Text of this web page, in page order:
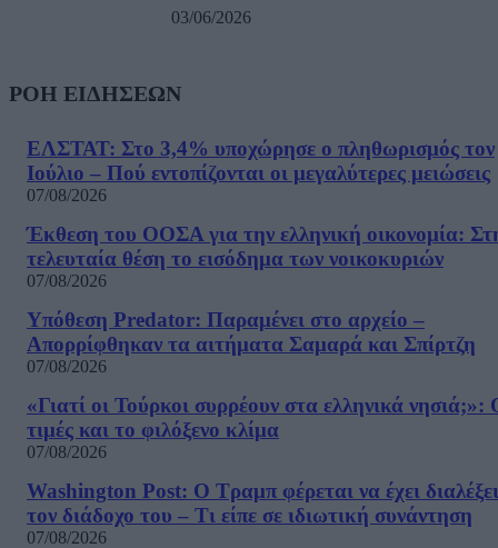
03/06/2026
ΡΟΗ ΕΙΔΗΣΕΩΝ
ΕΛΣΤΑΤ: Στο 3,4% υποχώρησε ο πληθωρισμός τον
Ιούλιο – Πού εντοπίζονται οι μεγαλύτερες μειώσεις
07/08/2026
Έκθεση του ΟΟΣΑ για την ελληνική οικονομία:
τελευταία θέση το εισόδημα των νοικοκυριών
07/08/2026
Υπόθεση Predator: Παραμένει στο αρχείο –
Απορρίφθηκαν τα αιτήματα Σαμαρά και Σπίρτζη
07/08/2026
«Γιατί οι Τούρκοι συρρέουν στα ελληνικά νησιά;»:
τιμές και το φιλόξενο κλίμα
07/08/2026
Washington Post: Ο Τραμπ φέρεται να έχει διαλέξει
τον διάδοχο του – Τι είπε σε ιδιωτική συνάντηση
07/08/2026